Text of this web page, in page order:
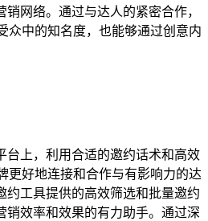
网络。通过与达人的紧密合作，
众中的知名度，也能够通过创意内
台上，利用合适的邀约话术和高效
更好地连接和合作与有影响力的达
约工具提供的高效筛选和批量邀约
销效率和效果的有力助手。通过深